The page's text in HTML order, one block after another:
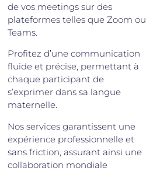
de vos meetings sur des
plateformes telles que Zoom ou
Teams.
Profitez d’une communication
fluide et précise, permettant à
chaque participant de
s’exprimer dans sa langue
maternelle.
Nos services garantissent une
expérience professionnelle et
sans friction, assurant ainsi une
collaboration mondiale